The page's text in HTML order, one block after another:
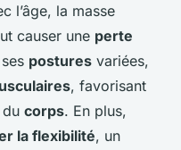
l’âge, la masse
causer une perte
postures variées,
, favorisant
du corps. En plus,
la flexibilité, un